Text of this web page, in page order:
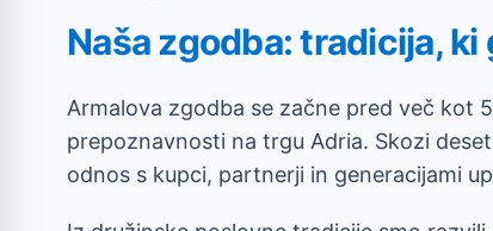
Naša zgodba: tradicija,
Armalova zgodba se začne pred več kot
prepoznavnosti na trgu Adria. Skozi
odnos s kupci, partnerji in generacijami